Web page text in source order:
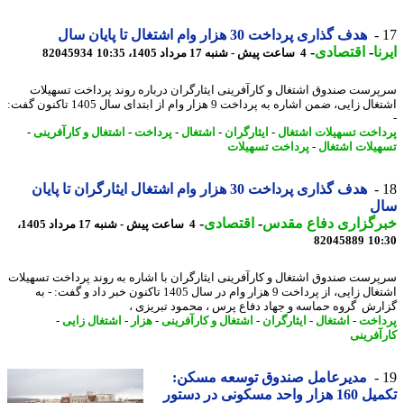
هدف گذاری پرداخت 30 هزار وام اشتغال تا پایان سال
-اقتصادی-4 ساعت پیش - شنبه 17 مرداد 1405، 10:35 82045934
صندوق اشتغال و کارآفرینی ایثارگران درباره روند پرداخت تسهیلات
اشتغال زایی، ضمن اشاره به پرداخت 9 هزار وام از ابتدای سال 1405 تاکنون گفت:
تسهیلات اشتغال-ایثارگران- اشتغال-پرداخت -اشتغال و کارآفرینی-
اشتغال-پرداخت تسهیلات
هدف گذاری پرداخت 30 هزار وام اشتغال ایثارگران تا پایان
دفاع مقدس-اقتصادی-
4 ساعت پیش - شنبه 17 مرداد 1405،
82045889
صندوق اشتغال و کارآفرینی ایثارگران با اشاره به روند پرداخت تسهیلات
اشتغال زایی، از پرداخت 9 هزار وام در سال 1405 تاکنون خبر داد و گفت: - به
گروه حماسه و جهاد دفاع پرس ، محمود تبریزی ،
-اشتغال-ایثارگران- اشتغال و کارآفرینی-هزار - اشتغال زایی-
مدیرعامل صندوق توسعه مسکن:
تکمیل 160 هزار واحد مسکونی در دستور